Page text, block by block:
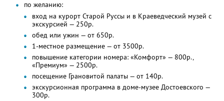
по желанию:
вход на курорт Старой Руссы и в Краеведческий музей с
экскурсией — 250р.
обед или ужин — от 650р.
1-местное размещение — от 3500р.
повышение категории номера: «Комфорт» — 800р.,
«Премиум» — 2500р.
посещение Грановитой палаты — от 140р.
экскурсионная программа в доме-музее Достоевского —
300р.